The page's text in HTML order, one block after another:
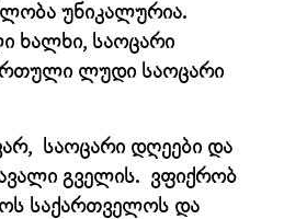
უნიკალურია.
ხალხი, საოცარი
ლუდი საოცარი
საოცარი დღეები და
გველის. ვფიქრობ
საქართველოს და